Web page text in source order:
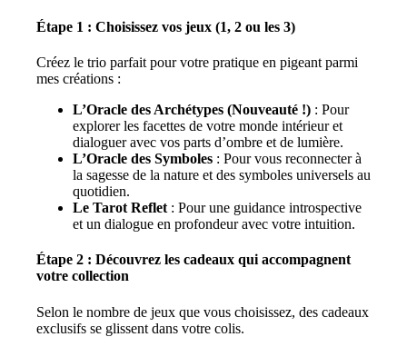
Étape 1 : Choisissez vos jeux (1, 2 ou les 3)
Créez le trio parfait pour votre pratique en pigeant parmi
mes créations :
L’Oracle des Archétypes (Nouveauté !) : Pour
explorer les facettes de votre monde intérieur et
dialoguer avec vos parts d’ombre et de lumière.
L’Oracle des Symboles : Pour vous reconnecter à
la sagesse de la nature et des symboles universels au
quotidien.
Le Tarot Reflet : Pour une guidance introspective
et un dialogue en profondeur avec votre intuition.
Étape 2 : Découvrez les cadeaux qui accompagnent
votre collection
Selon le nombre de jeux que vous choisissez, des cadeaux
exclusifs se glissent dans votre colis.